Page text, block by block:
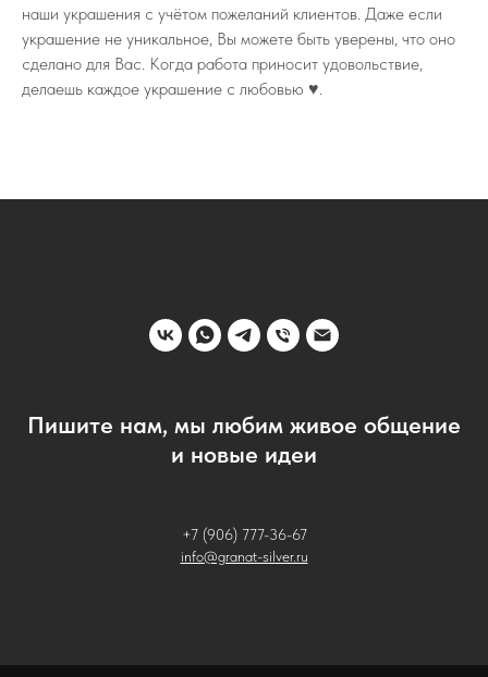
наши украшения с учётом пожеланий клиентов. Даже если
украшение не уникальное, Вы можете быть уверены, что оно
сделано для Вас. Когда работа приносит удовольствие,
делаешь каждое украшение с любовью ♥️.
Пишите нам, мы любим живое общение
и новые идеи
+7 (906) 777-36-67
info@granat-silver.ru